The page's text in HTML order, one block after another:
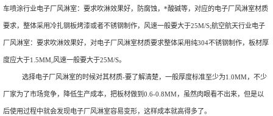
车喷涂行业电子厂风淋室：要求吹淋效果好，防腐蚀，*酸碱等，对应的电子厂风淋室材质
要求，整体采用冷扎钢板烤漆或者不锈钢制作，风速一般要大于25M/S;航空航天行业电子
厂风淋室：要求吹淋效果好，对电子厂风淋室材质要求整体采用纯304不锈钢制作，板材厚
度应大于1.5MM,风速一般要大于25M/S。
选择电子厂风淋室的时候对其材质-要了解清楚，一般厚度标准至少为1.0MM，不少
厂家为了市场竞争，降低生产成本，把板材做到0.6-0.8MM，虽然肉眼看不出来，但是以
后使用过程中就会发现电子厂风淋室容易变形，这样成本就高得多了。